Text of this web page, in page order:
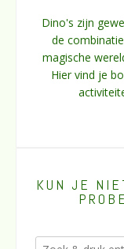
Dino's zijn
de
magische
Hier vind je
KUN JE